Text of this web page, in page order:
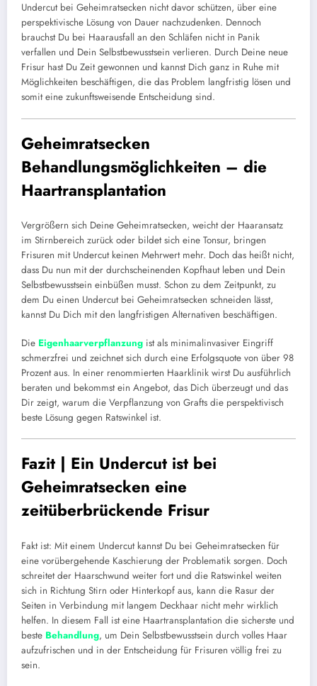
Undercut bei Geheimratsecken nicht davor schützen, über eine
perspektivische Lösung von Dauer nachzudenken. Dennoch
brauchst Du bei Haarausfall an den Schläfen nicht in Panik
verfallen und Dein Selbstbewusstsein verlieren. Durch Deine neue
Frisur hast Du Zeit gewonnen und kannst Dich ganz in Ruhe mit
Möglichkeiten beschäftigen, die das Problem langfristig lösen und
somit eine zukunftsweisende Entscheidung sind.
Geheimratsecken
Behandlungsmöglichkeiten – die
Haartransplantation
Vergrößern sich Deine Geheimratsecken, weicht der Haaransatz
im Stirnbereich zurück oder bildet sich eine Tonsur, bringen
Frisuren mit Undercut keinen Mehrwert mehr. Doch das heißt nicht,
dass Du nun mit der durchscheinenden Kopfhaut leben und Dein
Selbstbewusstsein einbüßen musst. Schon zu dem Zeitpunkt, zu
dem Du einen Undercut bei Geheimratsecken schneiden lässt,
kannst Du Dich mit den langfristigen Alternativen beschäftigen.
Die Eigenhaarverpflanzung ist als minimalinvasiver Eingriff
schmerzfrei und zeichnet sich durch eine Erfolgsquote von über 98
Prozent aus. In einer renommierten Haarklinik wirst Du ausführlich
beraten und bekommst ein Angebot, das Dich überzeugt und das
Dir zeigt, warum die Verpflanzung von Grafts die perspektivisch
beste Lösung gegen Ratswinkel ist.
Fazit | Ein Undercut ist bei
Geheimratsecken eine
zeitüberbrückende Frisur
Fakt ist: Mit einem Undercut kannst Du bei Geheimratsecken für
eine vorübergehende Kaschierung der Problematik sorgen. Doch
schreitet der Haarschwund weiter fort und die Ratswinkel weiten
sich in Richtung Stirn oder Hinterkopf aus, kann die Rasur der
Seiten in Verbindung mit langem Deckhaar nicht mehr wirklich
helfen. In diesem Fall ist eine Haartransplantation die sicherste und
beste Behandlung, um Dein Selbstbewusstsein durch volles Haar
aufzufrischen und in der Entscheidung für Frisuren völlig frei zu
sein.